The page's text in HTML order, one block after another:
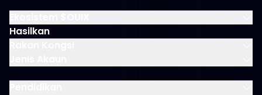
Hasilkan